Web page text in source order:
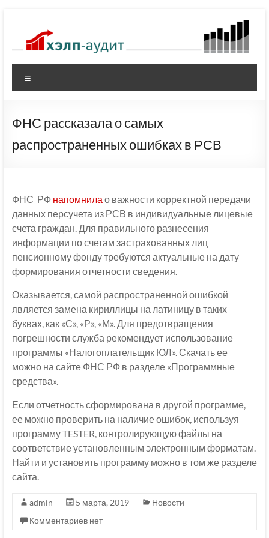
содержимому
ФНС раcсказала о самых
распространенных ошибках в РСВ
ФНС РФ напомнила о важности корректной передачи
данных персучета из РСВ в индивидуальные лицевые
счета граждан. Для правильного разнесения
информации по счетам застрахованных лиц
пенсионному фонду требуются актуальные на дату
формирования отчетности сведения.
Оказывается, самой распространенной ошибкой
является замена кириллицы на латиницу в таких
буквах, как «С», «Р», «М». Для предотвращения
погрешности служба рекомендует использование
программы «Налогоплательщик ЮЛ». Скачать ее
можно на сайте ФНС РФ в разделе «Программные
средства».
Если отчетность сформирована в другой программе,
ее можно проверить на наличие ошибок, используя
программу TESTER, контролирующую файлы на
соответствие установленным электронным форматам.
Найти и установить программу можно в том же разделе
сайта.
admin 5 марта, 2019
Новости
Комментариев нет